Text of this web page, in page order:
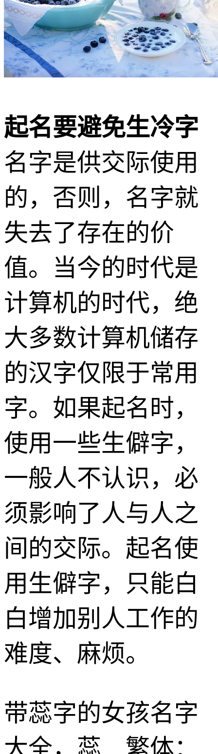
起名要避免生冷字
名字是供交际使用
的，否则，名字就
失去了存在的价
值。当今的时代是
计算机的时代，绝
大多数计算机储存
的汉字仅限于常用
字。如果起名时，
使用一些生僻字，
一般人不认识，必
须影响了人与人之
间的交际。起名使
用生僻字，只能白
白增加别人工作的
难度、麻烦。
带蕊字的女孩名字
大全，蕊 繁体：